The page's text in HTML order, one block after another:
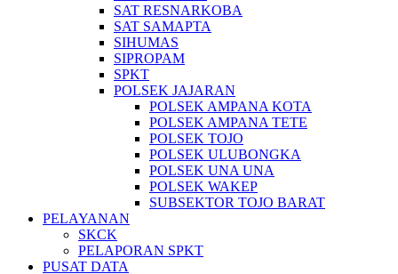
SAT RESNARKOBA
SAT SAMAPTA
SIHUMAS
SIPROPAM
SPKT
POLSEK JAJARAN
POLSEK AMPANA KOTA
POLSEK AMPANA TETE
POLSEK TOJO
POLSEK ULUBONGKA
POLSEK UNA UNA
POLSEK WAKEP
SUBSEKTOR TOJO BARAT
PELAYANAN
SKCK
PELAPORAN SPKT
PUSAT DATA